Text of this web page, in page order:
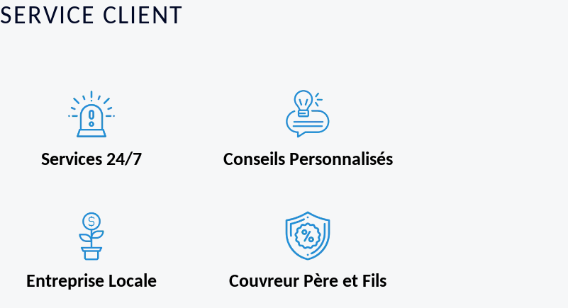
SERVICE CLIENT
Services 24/7 Conseils Personnalisés
Entreprise Locale Couvreur Père et Fils